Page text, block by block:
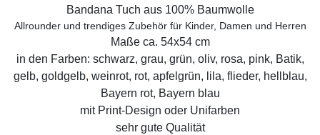
Bandana Tuch aus 100% Baumwolle
Allrounder und trendiges Zubehör für Kinder, Damen und Herren
Maße ca. 54x54 cm
in den Farben: schwarz, grau, grün, oliv, rosa, pink, Batik,
gelb, goldgelb, weinrot, rot, apfelgrün, lila, flieder, hellblau,
Bayern rot, Bayern blau
mit Print-Design oder Unifarben
sehr gute Qualität